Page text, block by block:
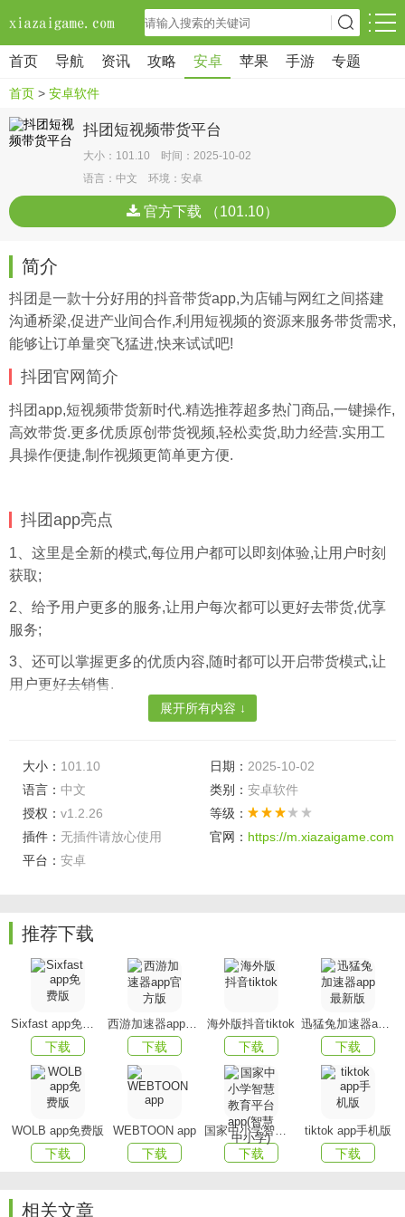
首页 导航 资讯 攻略 安卓 苹果 手游 专题
首页 > 安卓软件
抖团短视频带货平台
大小：101.10 时间：2025-10-02
语言：中文 环境：安卓
官方下载 （101.10）
简介
抖团是一款十分好用的抖音带货app,为店铺与网红之间搭建
沟通桥梁,促进产业间合作,利用短视频的资源来服务带货需求,
能够让订单量突飞猛进,快来试试吧!
抖团官网简介
抖团app,短视频带货新时代.精选推荐超多热门商品,一键操作,
高效带货.更多优质原创带货视频,轻松卖货,助力经营.实用工
具操作便捷,制作视频更简单更方便.
抖团app亮点
1、这里是全新的模式,每位用户都可以即刻体验,让用户时刻
获取;
2、给予用户更多的服务,让用户每次都可以更好去带货,优享
服务;
3、还可以掌握更多的优质内容,随时都可以开启带货模式,让
用户更好去销售.
2.了解不同的短视频带货信息在里面,用户查看各类不同的信
息服务非常的高效.
3.提供了各类不同的全新模式在里面,你可以及时的了解最全
的带货管理服务.
1、爆款好货,这里有丰富的好货都可以去进行发布,让用户使
用简单;
2、短视频轻松就可以带货,都可以让用户更好去使用,随时操
3、操作简单,让用户都可以简单去进行,各种使用都可以优质
获取.
更新内容
界面优化
展开所有内容 ↓
大小： 101.10 日期： 2025-10-02
语言： 中文 类别： 安卓软件
授权： v1.2.26
等级：
插件： 无插件请放心使用 官网： https://m.xiazaigame.com
平台： 安卓
推荐下载
Sixfast app免费版
下载
西游加速器app官方版
下载
海外版抖音tiktok
下载
迅猛兔加速器app最新版
下载
WOLB app免费版
下载
WEBTOON app
下载
国家中小学智慧教育平台app(智慧中小学)
下载
tiktok app手机版
下载
相关文章